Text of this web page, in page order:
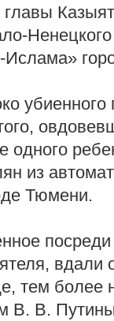
Ненецкого
убиенного
одного
из
Тюмени.
вдали
тем более
В. В.